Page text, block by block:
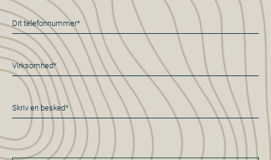
*
Telefon
*
Virksomhed*
*
Besked
*